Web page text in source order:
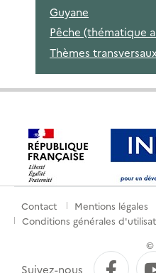
Guyane
Pêche (thématique
Thèmes transversaux
Menu
pied
Contact
Mentions légales
Conditions générales
©
Suivez-nous